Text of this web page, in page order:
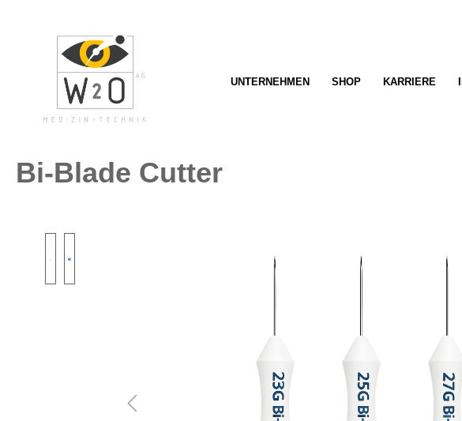
UNTERNEHMEN SHOP KARRIERE
Bi-Blade Cutter